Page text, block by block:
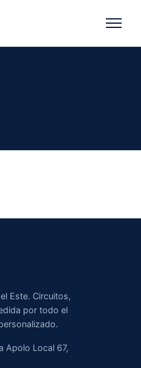
Este. Circuitos,
por todo el
Apolo Local 67,